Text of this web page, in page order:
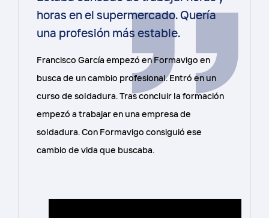
horas en el supermercado. Quería
una profesión más estable.
Francisco García empezó en Formavigo en
busca de un cambio profesional. Entró en un
curso de soldadura. Tras concluir la formación
empezó a trabajar en una empresa de
soldadura. Con Formavigo consiguió ese
cambio de vida que buscaba.